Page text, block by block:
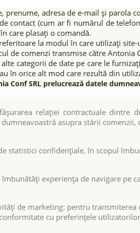
prenume, adresa de e-mail și parola
contact (cum ar fi numărul de
care plasați o comandă.
la modul în care utilizați
de comenzi transmise către Antonia
alte categorii de date pe care le
în orice alt mod care rezultă din
Conf SRL prelucrează datele
relației contractuale dintre
asupra stării
statistici confidențiale, în scopul
îmbunătăți experiența de navigare pe
de marketing: pentru
cu preferințele